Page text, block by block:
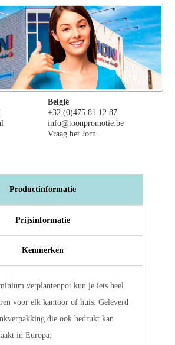
België
+32 (0)475 81 12 87
info@toonpromotie.be
Vraag het Jorn
Productinformatie
Prijsinformatie
Kenmerken
vetplantenpot kun je iets heel
voor elk kantoor of huis. Geleverd
die ook bedrukt kan
in Europa.